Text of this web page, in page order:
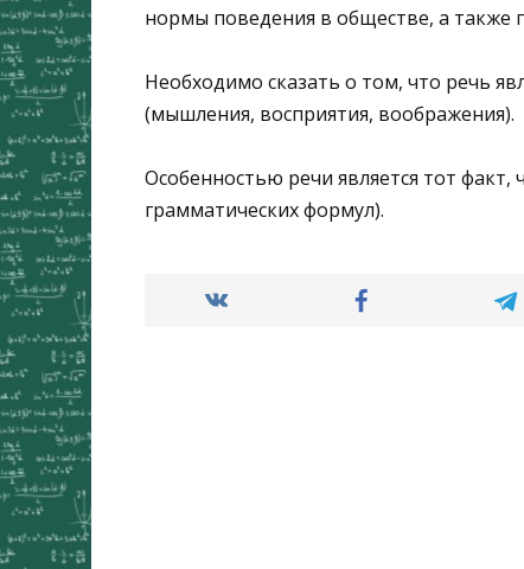
нормы поведения в обществе, а также
Необходимо сказать о том, что речь
(мышления, восприятия, воображения).
Особенностью речи является тот факт,
грамматических формул).